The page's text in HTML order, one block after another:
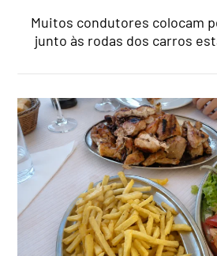
Muitos condutores colocam
junto às rodas dos carros